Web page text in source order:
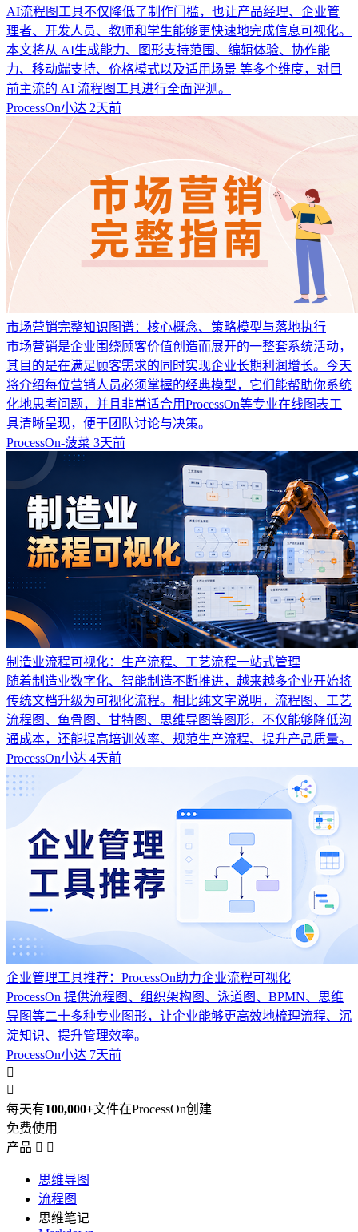
AI流程图工具不仅降低了制作门槛，也让产品经理、企业管
理者、开发人员、教师和学生能够更快速地完成信息可视化。
本文将从 AI生成能力、图形支持范围、编辑体验、协作能
力、移动端支持、价格模式以及适用场景 等多个维度，对目
前主流的 AI 流程图工具进行全面评测。
ProcessOn小达 2天前
市场营销完整知识图谱：核心概念、策略模型与落地执行
市场营销是企业围绕顾客价值创造而展开的一整套系统活动，
其目的是在满足顾客需求的同时实现企业长期利润增长。今天
将介绍每位营销人员必须掌握的经典模型，它们能帮助你系统
化地思考问题，并且非常适合用ProcessOn等专业在线图表工
具清晰呈现，便于团队讨论与决策。
ProcessOn-菠菜 3天前
制造业流程可视化：生产流程、工艺流程一站式管理
随着制造业数字化、智能制造不断推进，越来越多企业开始将
传统文档升级为可视化流程。相比纯文字说明，流程图、工艺
流程图、鱼骨图、甘特图、思维导图等图形，不仅能够降低沟
通成本，还能提高培训效率、规范生产流程、提升产品质量。
ProcessOn小达 4天前
企业管理工具推荐：ProcessOn助力企业流程可视化
ProcessOn 提供流程图、组织架构图、泳道图、BPMN、思维
导图等二十多种专业图形，让企业能够更高效地梳理流程、沉
淀知识、提升管理效率。
ProcessOn小达 7天前


每天有100,000+文件在ProcessOn创建
免费使用
产品  
思维导图
流程图
思维笔记